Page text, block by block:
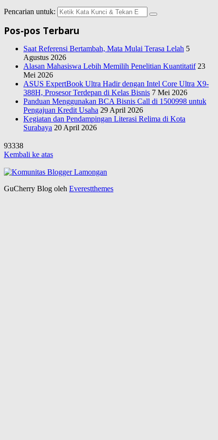
Pencarian untuk:
Pos-pos Terbaru
Saat Referensi Bertambah, Mata Mulai Terasa Lelah 5
Agustus 2026
Alasan Mahasiswa Lebih Memilih Penelitian Kuantitatif 23
Mei 2026
ASUS ExpertBook Ultra Hadir dengan Intel Core Ultra X9-
388H, Prosesor Terdepan di Kelas Bisnis 7 Mei 2026
Panduan Menggunakan BCA Bisnis Call di 1500998 untuk
Pengajuan Kredit Usaha 29 April 2026
Kegiatan dan Pendampingan Literasi Relima di Kota
Surabaya 20 April 2026
93338
Kembali ke atas
GuCherry Blog oleh Everestthemes